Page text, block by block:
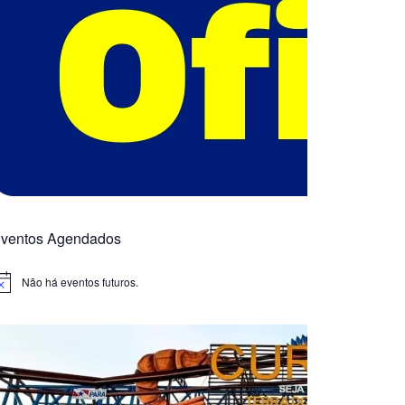
Agendados
Não há eventos futuros.